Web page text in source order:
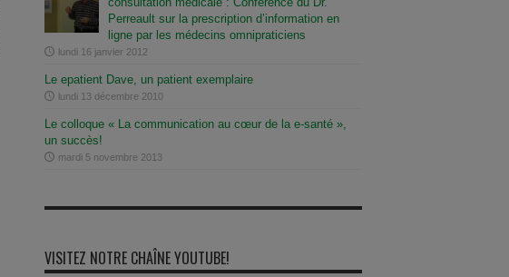
Perreault sur la prescription d’information en
ligne par les médecins omnipraticiens
lundi 16 janvier 2012
Le epatient Dave, un patient exemplaire
lundi 13 décembre 2010
Le colloque « La communication au cœur de la e-santé »,
un succès!
mardi 5 novembre 2013
VISITEZ NOTRE CHAÎNE YOUTUBE!